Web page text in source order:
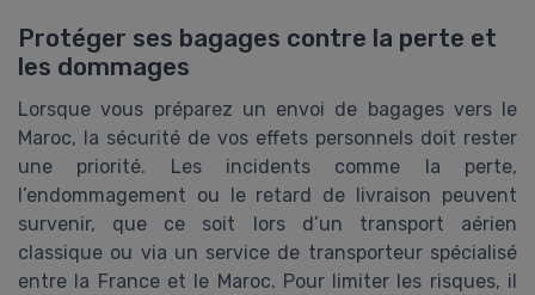
Protéger ses bagages contre la perte et
les dommages
Lorsque vous préparez un envoi de bagages vers le
Maroc, la sécurité de vos effets personnels doit rester
une priorité. Les incidents comme la perte,
l’endommagement ou le retard de livraison peuvent
survenir, que ce soit lors d’un transport aérien
classique ou via un service de transporteur spécialisé
entre la France et le Maroc. Pour limiter les risques, il